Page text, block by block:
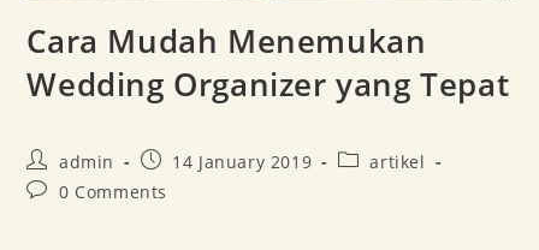
Cara Mudah Menemukan
Wedding Organizer yang Tepat
admin 14 January 2019
artikel
0 Comments